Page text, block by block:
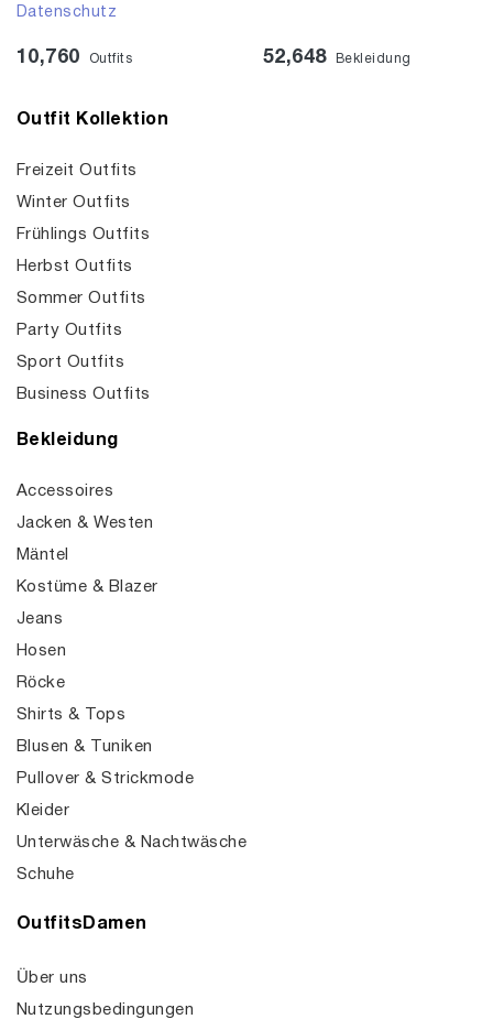
Datenschutz
10,760 Outfits 52,648 Bekleidung
Outfit Kollektion
Freizeit Outfits
Winter Outfits
Frühlings Outfits
Herbst Outfits
Sommer Outfits
Party Outfits
Sport Outfits
Business Outfits
Bekleidung
Accessoires
Jacken & Westen
Mäntel
Kostüme & Blazer
Jeans
Hosen
Röcke
Shirts & Tops
Blusen & Tuniken
Pullover & Strickmode
Kleider
Unterwäsche & Nachtwäsche
Schuhe
OutfitsDamen
Über uns
Nutzungsbedingungen